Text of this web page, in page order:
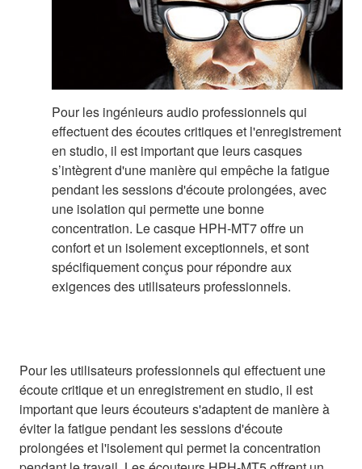
Pour les ingénieurs audio professionnels qui
effectuent des écoutes critiques et l'enregistrement
en studio, il est important que leurs casques
s’intègrent d'une manière qui empêche la fatigue
pendant les sessions d'écoute prolongées, avec
une isolation qui permette une bonne
concentration. Le casque HPH-MT7 offre un
confort et un isolement exceptionnels, et sont
spécifiquement conçus pour répondre aux
exigences des utilisateurs professionnels.
Pour les utilisateurs professionnels qui effectuent une
écoute critique et un enregistrement en studio, il est
important que leurs écouteurs s'adaptent de manière à
éviter la fatigue pendant les sessions d'écoute
prolongées et l'isolement qui permet la concentration